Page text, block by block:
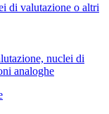
di valutazione o altri
nuclei di
analoghe